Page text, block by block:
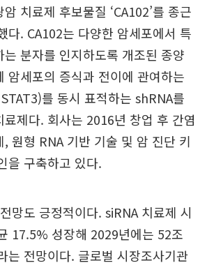
치료제 후보물질 ‘CA102’를 종근
다. CA102는 다양한 암세포에서 특
는 분자를 인지하도록 개조된 종양
암세포의 증식과 전이에 관여하는
를 동시 표적하는 shRNA를
료제다. 회사는 2016년 창업 후 간염
, 원형 RNA 기반 기술 및 암 진단 키
을 구축하고 있다.
망도 긍정적이다. siRNA 치료제 시
17.5% 성장해 2029년에는 52조
는 전망이다. 글로벌 시장조사기관